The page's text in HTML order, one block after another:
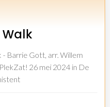
- Barrie Gott, arr. Willem
26 mei 2024 in De